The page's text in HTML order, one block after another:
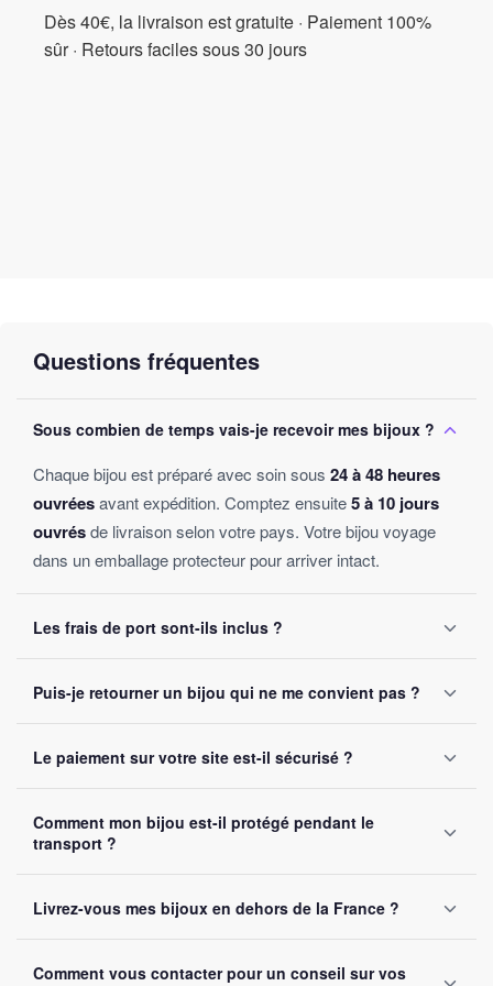
Dès 40€, la livraison est gratuite · Paiement 100%
sûr · Retours faciles sous 30 jours
Questions fréquentes
Sous combien de temps vais-je recevoir mes bijoux ?
Chaque bijou est préparé avec soin sous 24 à 48 heures
ouvréesavant expédition. Comptez ensuite5 à 10 jours
ouvrésde livraison selon votre pays. Votre bijou voyage
dans un emballage protecteur pour arriver intact.
Les frais de port sont-ils inclus ?
sans montant minimum d'achat. Votre bijou part sous 24 à
48 heures ouvrées.
Puis-je retourner un bijou qui ne me convient pas ?
le retourner. Remboursement intégral garanti, sans
question posée.
Le paiement sur votre site est-il sécurisé ?
SSL. Nous acceptons Visa, Mastercard, PayPal et Apple
Pay. Vos données bancaires ne sont jamais stockées sur
Comment mon bijou est-il protégé pendant le
transport ?
renforcé. Un numéro de suivi vous est envoyé par e-mail
dès l'expédition.
Livrez-vous mes bijoux en dehors de la France ?
. Comptez 5 à 10 jours ouvrés selon la
Comment vous contacter pour un conseil sur vos